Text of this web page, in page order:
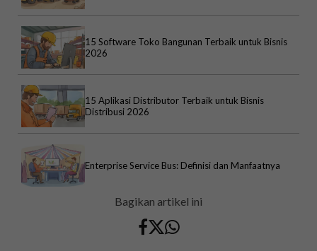
15 Software Toko Bangunan Terbaik untuk Bisnis
2026
15 Aplikasi Distributor Terbaik untuk Bisnis
Distribusi 2026
Enterprise Service Bus: Definisi dan Manfaatnya
Bagikan artikel ini